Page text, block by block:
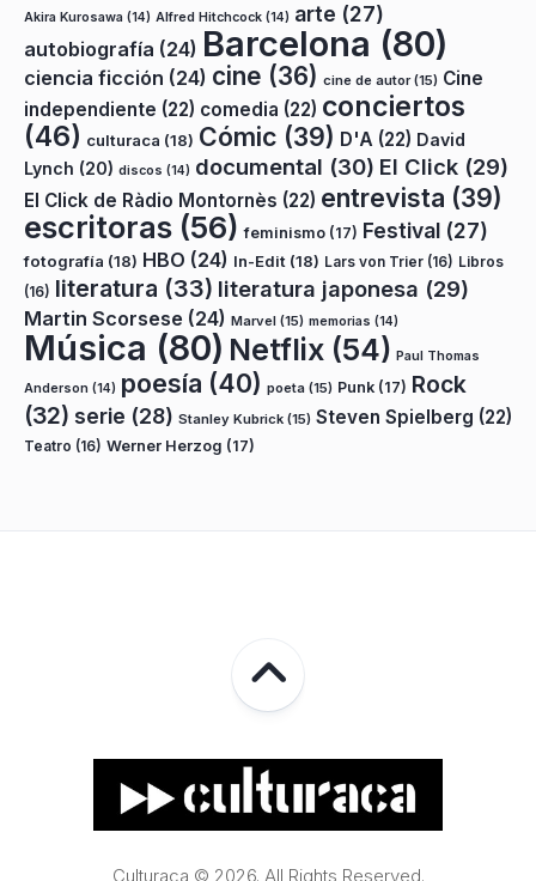
Akira Kurosawa (14) Alfred Hitchcock (14) arte (27)
autobiografía (24) Barcelona (80)
ciencia ficción (24) cine (36) cine de autor(15) Cine
independiente (22) comedia (22) conciertos
(46) culturaca (18) Cómic (39) D'A (22) David
Lynch (20) discos (14) documental (30) El Click (29)
El Click de Ràdio Montornès (22) entrevista (39)
escritoras (56) feminismo (17) Festival (27)
fotografía (18) HBO (24) In-Edit (18) Lars von Trier (16) Libros
(16) literatura (33) literatura japonesa (29)
Martin Scorsese (24) Marvel (15) memorias (14)
Música (80) Netflix (54) Paul Thomas
Anderson (14) poesía (40) poeta (15) Punk (17) Rock
(32) serie (28) Stanley Kubrick (15) Steven Spielberg (22)
Teatro (16) Werner Herzog (17)
Culturaca © 2026. All Rights Reserved.